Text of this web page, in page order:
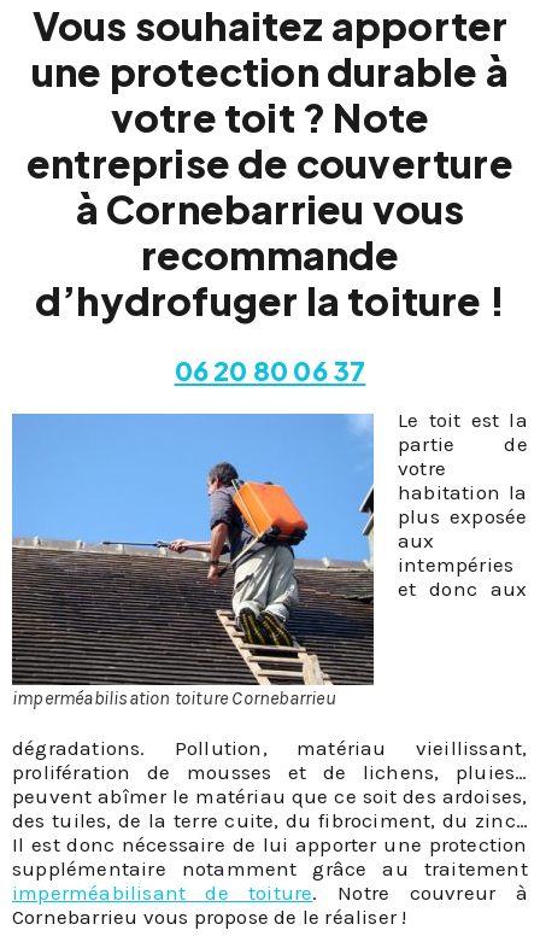
Vous souhaitez apporter
une protection durable à
votre toit ? Note
entreprise de couverture
à Cornebarrieu vous
recommande
d’hydrofuger la toiture !
06 20 80 06 37
imperméabilisation toiture Cornebarrieu
Le toit est la
partie de
votre
habitation la
plus exposée
aux
intempéries
et donc aux
dégradations. Pollution, matériau vieillissant,
prolifération de mousses et de lichens, pluies…
peuvent abîmer le matériau que ce soit des ardoises,
des tuiles, de la terre cuite, du fibrociment, du zinc…
Il est donc nécessaire de lui apporter une protection
supplémentaire notamment grâce au traitement
imperméabilisant de toiture. Notre couvreur à
Cornebarrieu vous propose de le réaliser !